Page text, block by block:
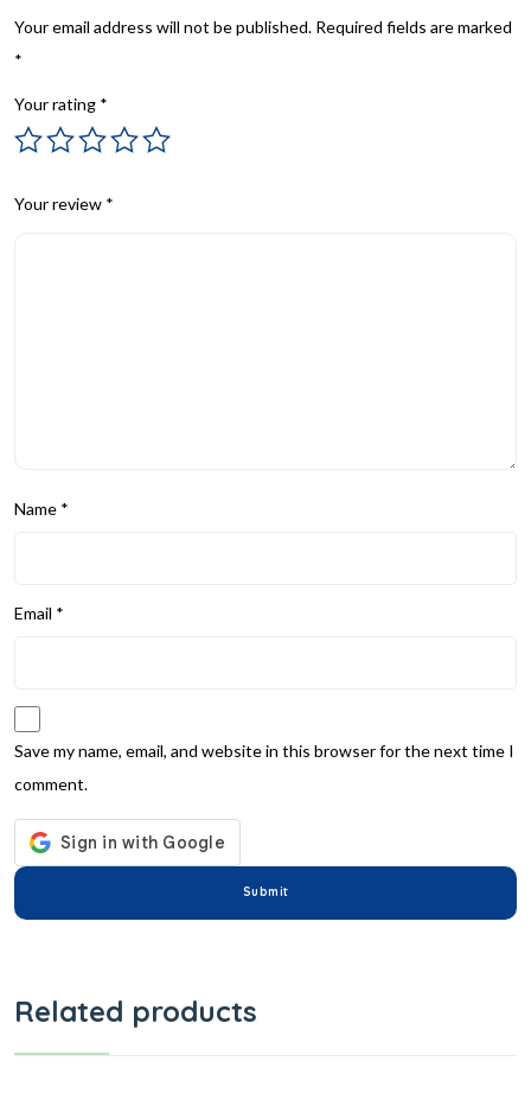
Your email address will not be published. Required fields are marked
*
Your rating *
Your review *
Name *
Email *
Save my name, email, and website in this browser for the next time I
comment.
Related products